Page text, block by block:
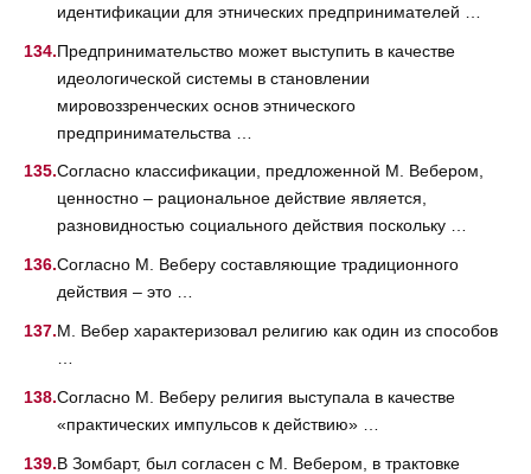
идентификации для этнических предпринимателей …
Предпринимательство может выступить в качестве
идеологической системы в становлении
мировоззренческих основ этнического
предпринимательства …
Согласно классификации, предложенной М. Вебером,
ценностно – рациональное действие является,
разновидностью социального действия поскольку …
Согласно М. Веберу составляющие традиционного
действия – это …
М. Вебер характеризовал религию как один из способов
Согласно М. Веберу религия выступала в качестве
«практических импульсов к действию» …
В Зомбарт, был согласен с М. Вебером, в трактовке